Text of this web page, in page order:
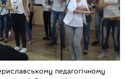
l
педагогічному